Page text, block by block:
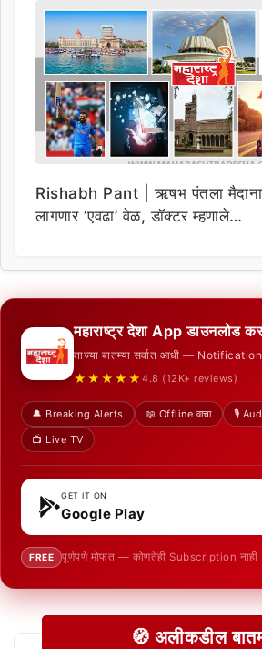
Rishabh Pant | ऋषभ पंतला
लागणार ‘एवढा’ वेळ, डॉक्टर म्हणाले…
महाराष्ट्र देशा App डाउनलोड
ताज्या बातम्या सर्वात आधी —
★★★★★ 4.8 (12K+ reviews)
🔔 Breaking Alerts 📖 Offline वाचा
🎙️
📺 Live TV
GET IT ON
Google Play
FREE पूर्णपणे मोफत — कोणतेही Subscription नाही
🧭 अलीकडील